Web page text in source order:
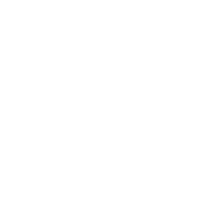
Wellness und